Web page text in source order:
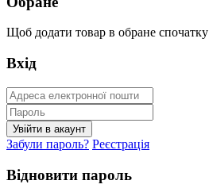
Щоб додати товар в обране спочатку
Вхід
Забули пароль? Реєстрація
Відновити пароль